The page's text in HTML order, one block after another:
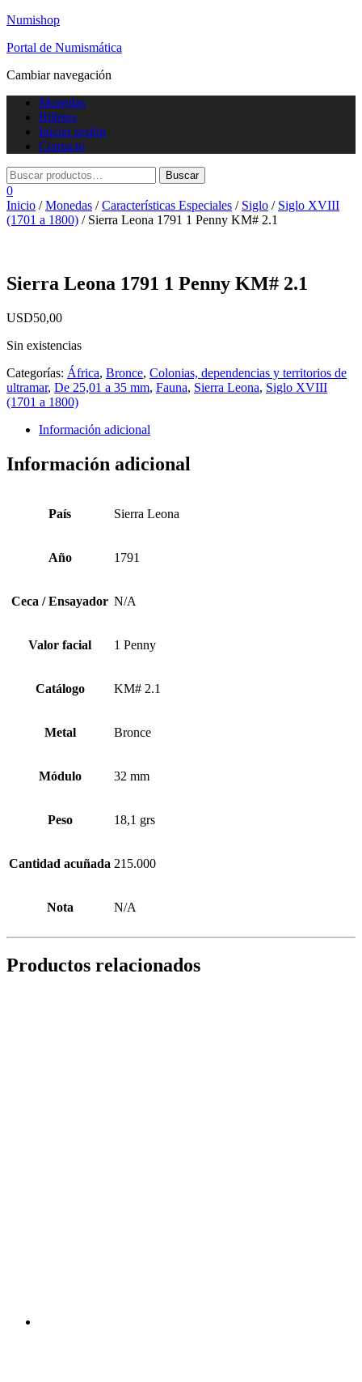
Numishop
Portal de Numismática
Cambiar navegación
Monedas
Billetes
Iniciar sesión
Contacto
0
Inicio /Monedas /Características Especiales / Siglo / Siglo XVIII
(1701 a 1800) / Sierra Leona 1791 1 Penny KM# 2.1
Sierra Leona 1791 1 Penny KM# 2.1
USD50,00
Sin existencias
Categorías: África, Bronce, Colonias, dependencias y territorios de
ultramar, De 25,01 a 35 mm, Fauna, Sierra Leona, Siglo XVIII
(1701 a 1800)
Información adicional
Información adicional
País Sierra Leona
Año 1791
Ceca / Ensayador N/A
Valor facial 1 Penny
Catálogo KM# 2.1
Metal Bronce
Módulo 32 mm
Peso 18,1 grs
Cantidad acuñada 215.000
Nota N/A
Productos relacionados